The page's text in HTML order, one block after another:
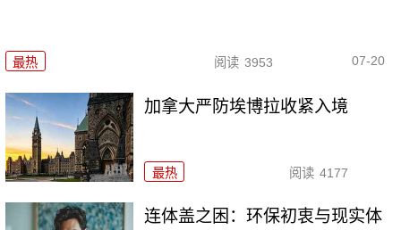
最热 阅读 3953 07-20
加拿大严防埃博拉收紧入境
最热 阅读 4177
连体盖之困：环保初衷与现实体